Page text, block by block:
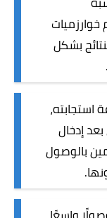
بشكل
استجابته،
إدخال
بالوصول